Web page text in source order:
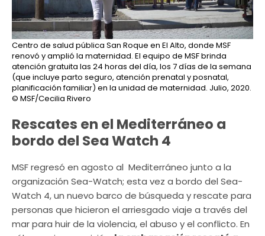
Centro de salud pública San Roque en El Alto, donde MSF
renovó y amplió la maternidad. El equipo de MSF brinda
atención gratuita las 24 horas del día, los 7 días de la semana
(que incluye parto seguro, atención prenatal y posnatal,
planificación familiar) en la unidad de maternidad. Julio, 2020.
© MSF/Cecilia Rivero
Rescates en el Mediterráneo a
bordo del Sea Watch 4
MSF regresó en agosto al Mediterráneo junto a la
organización Sea-Watch; esta vez a bordo del Sea-
Watch 4, un nuevo barco de búsqueda y rescate para
personas que hicieron el arriesgado viaje a través del
mar para huir de la violencia, el abuso y el conflicto. En